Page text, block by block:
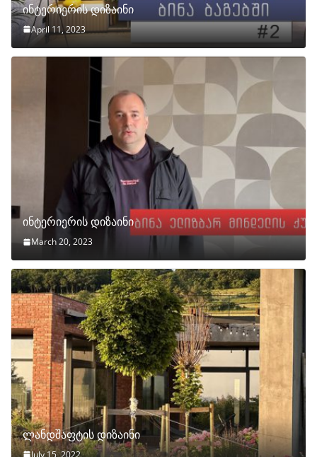
ინტერიერის დიზაინი
April 11, 2023
ინტერიერის დიზაინი
March 20, 2023
ლანდშაფტის დიზაინი
July 15, 2022